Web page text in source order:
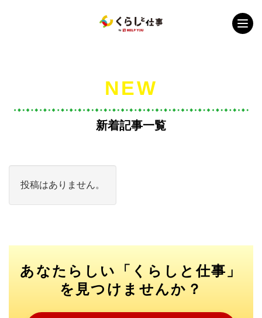
NEW
新着記事一覧
投稿はありません。
あなたらしい「くらしと仕事」
を見つけませんか？